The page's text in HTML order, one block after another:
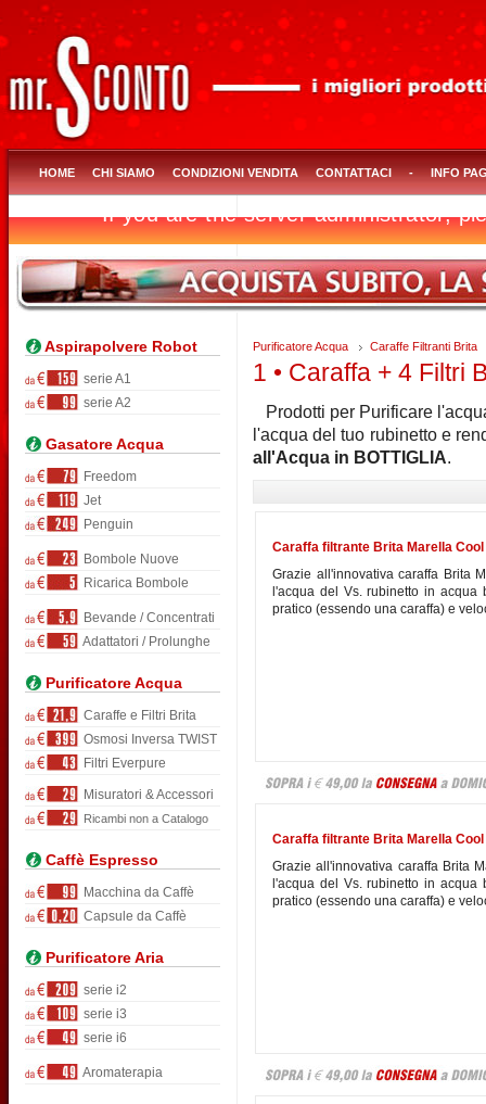
HOME CHI SIAMO CONDIZIONI VENDITA CONTATTACI - INFO
Aspirapolvere Robot
serie A1
serie A2
Gasatore Acqua
Freedom
Jet
Penguin
Bombole Nuove
Ricarica Bombole
Bevande / Concentrati
Adattatori / Prolunghe
Purificatore Acqua
Caraffe e Filtri Brita
Osmosi Inversa TWIST
Filtri Everpure
Misuratori & Accessori
Ricambi non a Catalogo
Caffè Espresso
Macchina da Caffè
Capsule da Caffè
Purificatore Aria
serie i2
serie i3
serie i6
Aromaterapia
Purificatore Acqua Caraffe Filtranti Brita
1 • Caraffa + 4 Filtri
Prodotti per Purificare
l'acqua del tuo rubinetto e
all'Acqua in BOTTIGLIA.
Caraffa filtrante Brita Marella
Grazie all'innovativa caraffa Brita
l'acqua del Vs. rubinetto in acqua
pratico (essendo una caraffa) e
Caraffa filtrante Brita Marella
Grazie all'innovativa caraffa Brita
l'acqua del Vs. rubinetto in acqua
pratico (essendo una caraffa) e